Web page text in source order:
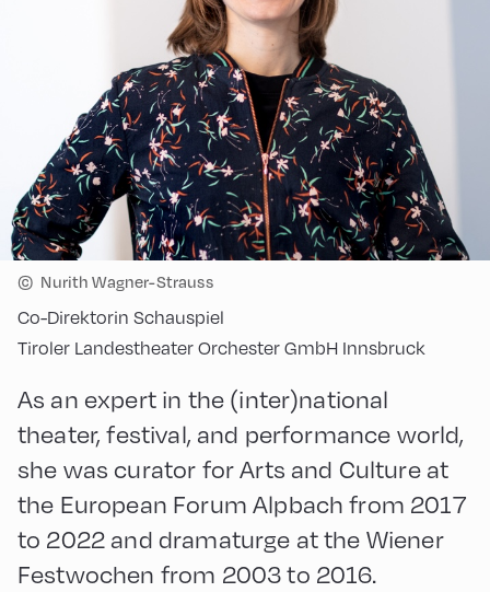
© Nurith Wagner-Strauss
Co-Direktorin Schauspiel
Tiroler Landestheater Orchester GmbH Innsbruck
As an expert in the (inter)national
theater, festival, and performance world,
she was curator for Arts and Culture at
the European Forum Alpbach from 2017
to 2022 and dramaturge at the Wiener
Festwochen from 2003 to 2016.